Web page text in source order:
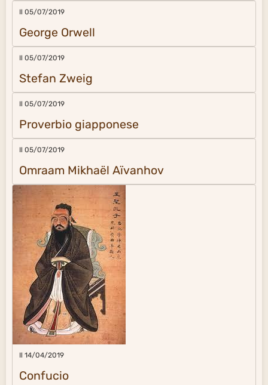
Il 05/07/2019
George Orwell
Il 05/07/2019
Stefan Zweig
Il 05/07/2019
Proverbio giapponese
Il 05/07/2019
Omraam Mikhaël Aïvanhov
Il 14/04/2019
Confucio